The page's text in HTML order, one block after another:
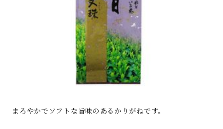
まろやかでソフトな旨味のあるかりがねです。